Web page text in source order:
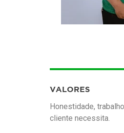
VALORES
Honestidade,
cliente necessita.